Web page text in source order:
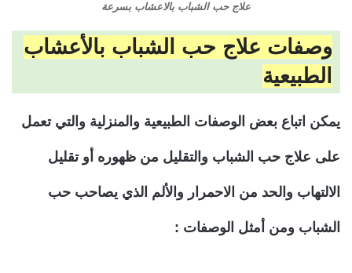
علاج حب الشباب بالاعشاب بسرعة
وصفات علاج حب الشباب بالأعشاب
الطبيعية
يمكن اتباع بعض الوصفات الطبيعية والمنزلية والتي تعمل
على علاج حب الشباب والتقليل من ظهوره أو تقليل
الالتهاب والحد من الاحمرار والألم الذي يصاحب حب
الشباب ومن أمثل الوصفات :